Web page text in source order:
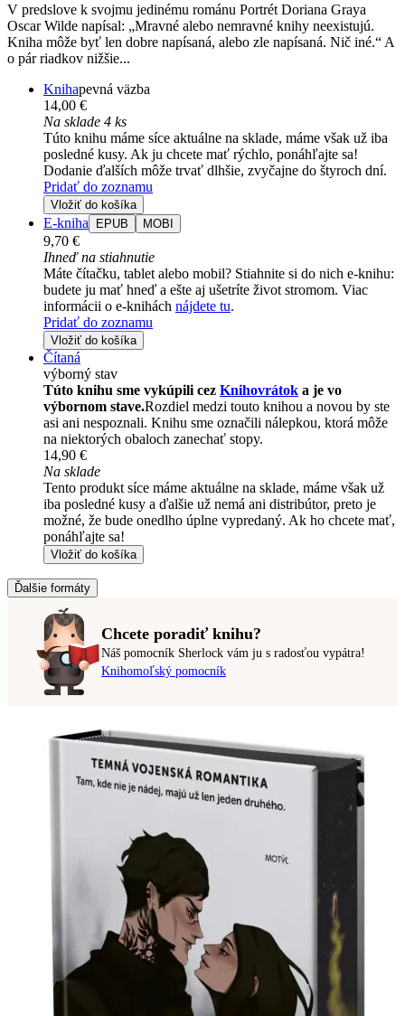
V predslove k svojmu jedinému románu Portrét Doriana Graya
Oscar Wilde napísal: „Mravné alebo nemravné knihy neexistujú.
Kniha môže byť len dobre napísaná, alebo zle napísaná. Nič iné.“ A
o pár riadkov nižšie...
Knihapevná väzba
14,00 €
Na sklade 4 ks
Túto knihu máme síce aktuálne na sklade, máme však už iba
posledné kusy. Ak ju chcete mať rýchlo, ponáhľajte sa!
Dodanie ďalších môže trvať dlhšie, zvyčajne do štyroch dní.
Pridať do zoznamu
Vložiť do košíka
E-kniha EPUB MOBI
9,70 €
Ihneď na stiahnutie
Máte čítačku, tablet alebo mobil? Stiahnite si do nich e-knihu:
budete ju mať hneď a ešte aj ušetríte život stromom. Viac
informácii o e-knihách nájdete tu.
Pridať do zoznamu
Vložiť do košíka
Čítaná
výborný stav
Túto knihu sme vykúpili cez Knihovrátok a je vo
výbornom stave.Rozdiel medzi touto knihou a novou by ste
asi ani nespoznali. Knihu sme označili nálepkou, ktorá môže
na niektorých obaloch zanechať stopy.
14,90 €
Na sklade
Tento produkt síce máme aktuálne na sklade, máme však už
iba posledné kusy a ďalšie už nemá ani distribútor, preto je
možné, že bude onedlho úplne vypredaný. Ak ho chcete mať,
ponáhľajte sa!
Vložiť do košíka
Ďalšie formáty
Chcete poradiť knihu?
Náš pomocník Sherlock vám ju s radosťou vypátra!
Knihomoľský pomocník